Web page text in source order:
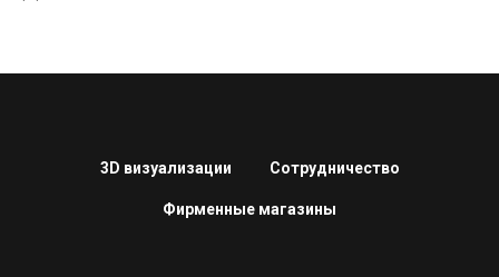
3D визуализации Сотрудничество
Фирменные магазины